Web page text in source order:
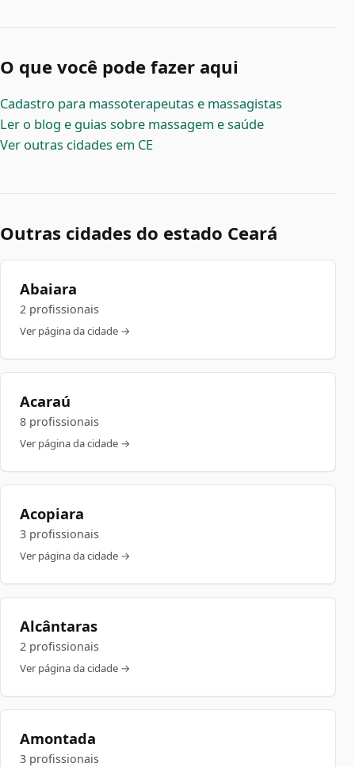
O que você pode fazer aqui
Cadastro para massoterapeutas e massagistas
Ler o blog e guias sobre massagem e saúde
Ver outras cidades em CE
Outras cidades do estado Ceará
Abaiara
2 profissionais
Ver página da cidade →
Acaraú
8 profissionais
Ver página da cidade →
Acopiara
3 profissionais
Ver página da cidade →
Alcântaras
2 profissionais
Ver página da cidade →
Amontada
3 profissionais